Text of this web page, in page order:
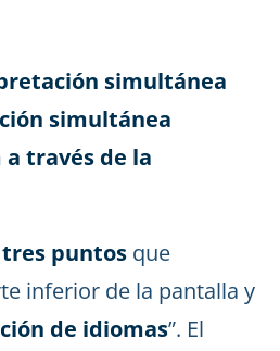
simultánea
simultánea
través de la
tres puntos que
inferior de la pantalla y
de idiomas”. El